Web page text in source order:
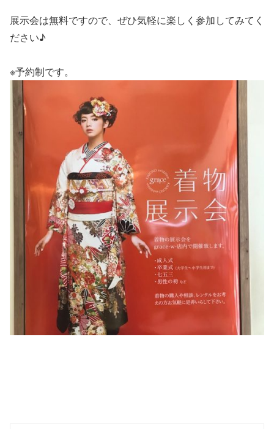
展示会は無料ですので、ぜひ気軽に楽しく参加してみてく
ださい♪
※予約制です。